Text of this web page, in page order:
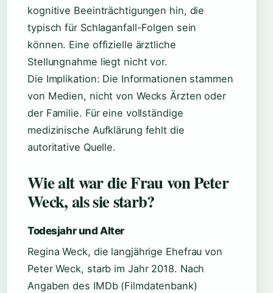
kognitive Beeinträchtigungen hin, die
typisch für Schlaganfall-Folgen sein
können. Eine offizielle ärztliche
Stellungnahme liegt nicht vor.
Die Implikation: Die Informationen stammen
von Medien, nicht von Wecks Ärzten oder
der Familie. Für eine vollständige
medizinische Aufklärung fehlt die
autoritative Quelle.
Wie alt war die Frau von Peter
Weck, als sie starb?
Todesjahr und Alter
Regina Weck, die langjährige Ehefrau von
Peter Weck, starb im Jahr 2018. Nach
Angaben des IMDb (Filmdatenbank)